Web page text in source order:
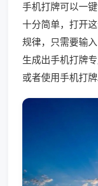
手机打牌可以一
十分简单，打开
规律，只需要输
生成出手机打牌
或者使用手机打